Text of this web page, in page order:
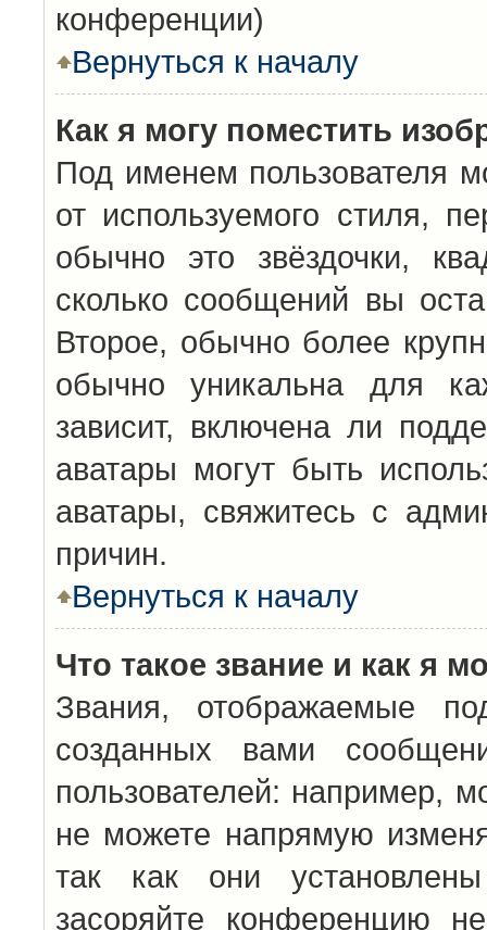
конференции)
Вернуться к началу
Как я могу поместить
Под именем пользователя
от используемого стиля,
обычно это звёздочки,
сколько сообщений вы
Второе, обычно более
обычно уникальна для
зависит, включена ли
аватары могут быть
аватары, свяжитесь с
причин.
Вернуться к началу
Что такое звание и как я
Звания, отображаемые
созданных вами
пользователей: например,
не можете напрямую
так как они
засоряйте конференцию